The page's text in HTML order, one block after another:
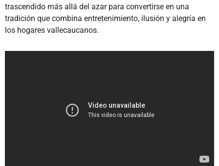
trascendido más allá del azar para convertirse en una
tradición que combina entretenimiento, ilusión y alegría en
los hogares vallecaucanos.